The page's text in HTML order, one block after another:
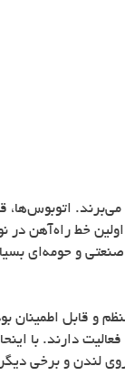
اتوبوس‌ها،
خطوط راه‌آهن در انگلستان به
و قابل
لندن و برخی